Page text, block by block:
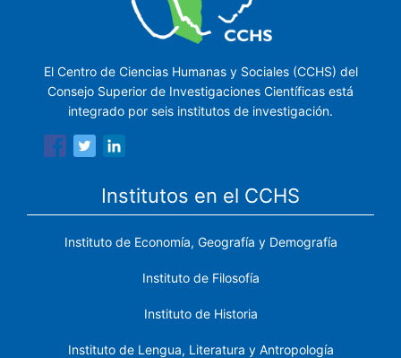
El Centro de Ciencias Humanas y Sociales (CCHS) del
Consejo Superior de Investigaciones Científicas está
integrado por seis institutos de investigación.
Institutos en el CCHS
Instituto de Economía, Geografía y Demografía
Instituto de Filosofía
Instituto de Historia
Instituto de Lengua, Literatura y Antropología